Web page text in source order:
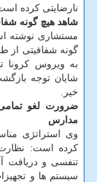
نارضایتی كرده
شاهد هیچ گونه
مستشاری نوشته
گونه شفافیتی از
به ویروس كرونا
شایان توجه
خیر.
ضرورت لغو
مدارس
وی استراتژی
كرده است: نظارت
تنفسی و دریافت